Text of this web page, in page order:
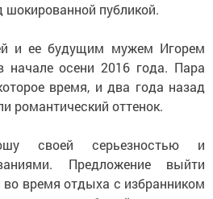
публикой.
и ее будущим мужем Игорем
осени 2016 года. Пара
время, и два года назад
романтический оттенок.
своей серьезностью и
Предложение выйти
время отдыха с избранником